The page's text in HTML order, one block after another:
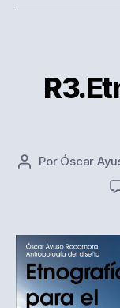
Autor
Por Óscar